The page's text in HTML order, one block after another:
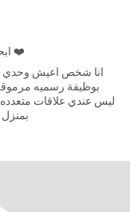
ابحث عن شريكة حياتي ورفيقة دربي انا ابحث عنك ❤️
انا شخص اعيش وحدي
بوظيفة رسميه مرموقة
ليس عندي علاقات
بمنزل تقريبا 450 متر